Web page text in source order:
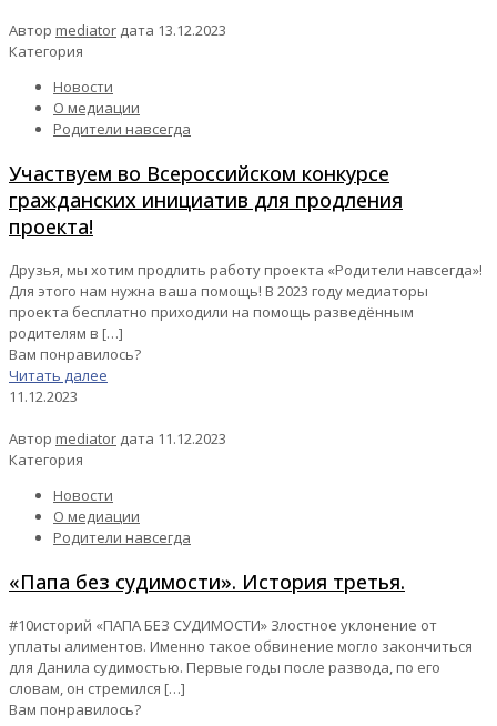
Автор mediator дата 13.12.2023
Категория
Новости
О медиации
Родители навсегда
Участвуем во Всероссийском конкурсе
гражданских инициатив для продления
проекта!
Друзья, мы хотим продлить работу проекта «Родители навсегда»!
Для этого нам нужна ваша помощь! В 2023 году медиаторы
проекта бесплатно приходили на помощь разведённым
родителям в […]
Вам понравилось?
Читать далее
11.12.2023
Автор mediator дата 11.12.2023
Категория
Новости
О медиации
Родители навсегда
«Папа без судимости». История третья.
#10историй «ПАПА БЕЗ СУДИМОСТИ» Злостное уклонение от
уплаты алиментов. Именно такое обвинение могло закончиться
для Данила судимостью. Первые годы после развода, по его
словам, он стремился […]
Вам понравилось?